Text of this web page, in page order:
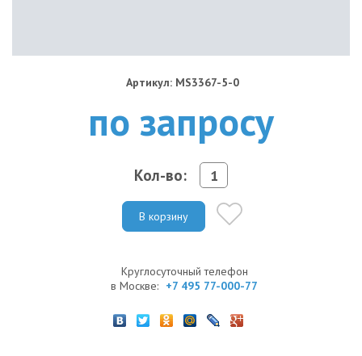
Артикул: MS3367-5-0
по запросу
Кол-во:
В корзину
Круглосуточный телефон
в Москве: +7 495 77-000-77